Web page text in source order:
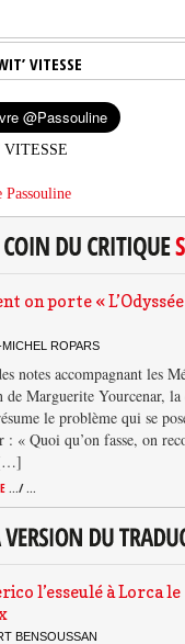
VITESSE
VITESSE
Passouline
on porte «
ROPARS
notes accompagnant les
de Marguerite Yourcenar,
le problème qui se
: « Quoi qu’on fasse, on
.../ ...
l’esseulé à Lorca le
BENSOUSSAN